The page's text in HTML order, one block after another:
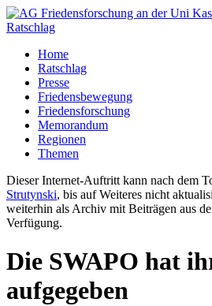
Home
Ratschlag
Presse
Friedensbewegung
Friedensforschung
Memorandum
Regionen
Themen
Dieser Internet-Auftritt kann nach dem
Strutynski, bis auf Weiteres nicht
weiterhin als Archiv mit Beiträgen aus
Verfügung.
Die SWAPO hat
aufgegeben